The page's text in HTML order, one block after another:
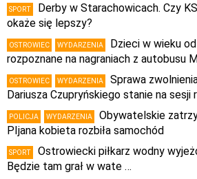
SPORT
Derby w Starachowicach. Czy
okaże się lepszy?
OSTROWIEC WYDARZENIA
Dzieci w wieku
rozpoznane na nagraniach z autobusu
OSTROWIEC WYDARZENIA
Sprawa
Dariusza Czupryńskiego stanie na sesji
POLICJA WYDARZENIA
Obywatelskie
PIjana kobieta rozbiła samochód
SPORT
Ostrowiecki piłkarz wodny
Będzie tam grał w wate …